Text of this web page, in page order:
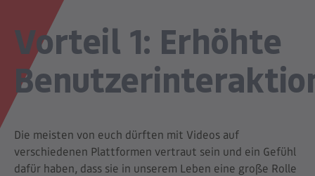
Vorteil 1: Erhöhte
Die meisten von euch dürften mit Videos auf
verschiedenen Plattformen vertraut sein und ein Gefühl
dafür haben, dass sie in unserem Leben eine große Rolle